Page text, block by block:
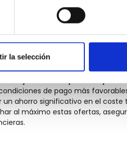
la selección
de tiempo determinado. Esta
elegir plazos que se ajusten
Sin embargo, es importante
al final del periodo de
y ofertas especiales para
de pago más
ahorro significativo en el coste
al máximo estas ofertas,